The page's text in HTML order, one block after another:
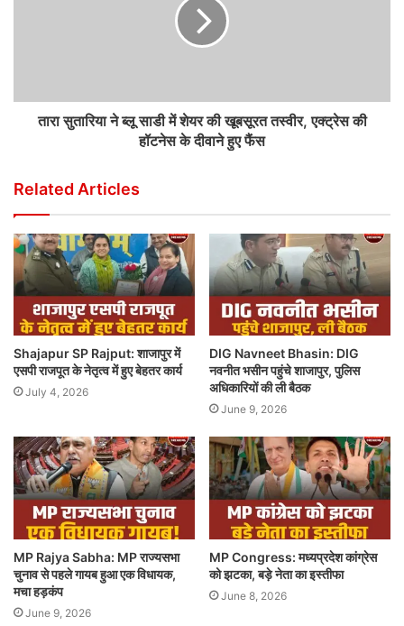
तारा सुतारिया ने ब्लू साडी में शेयर की खूबसूरत तस्वीर, एक्ट्रेस की
हॉटनेस के दीवाने हुए फैंस
Related Articles
Shajapur SP Rajput: शाजापुर में
एसपी राजपूत के नेतृत्व में हुए बेहतर कार्य
July 4, 2026
DIG Navneet Bhasin: DIG
नवनीत भसीन पहुंचे शाजापुर, पुलिस
अधिकारियों की ली बैठक
June 9, 2026
MP Rajya Sabha: MP राज्यसभा
चुनाव से पहले गायब हुआ एक विधायक,
मचा हड़कंप
June 9, 2026
MP Congress: मध्यप्रदेश कांग्रेस
को झटका, बड़े नेता का इस्तीफा
June 8, 2026